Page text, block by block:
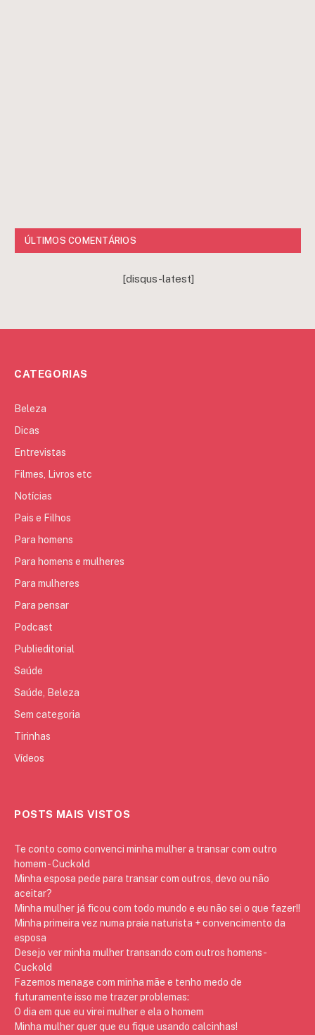
ÚLTIMOS COMENTÁRIOS
[disqus-latest]
CATEGORIAS
Beleza
Dicas
Entrevistas
Filmes, Livros etc
Notícias
Pais e Filhos
Para homens
Para homens e mulheres
Para mulheres
Para pensar
Podcast
Publieditorial
Saúde
Saúde, Beleza
Sem categoria
Tirinhas
Vídeos
POSTS MAIS VISTOS
Te conto como convenci minha mulher a transar com outro
homem - Cuckold
Minha esposa pede para transar com outros, devo ou não
aceitar?
Minha mulher já ficou com todo mundo e eu não sei o que fazer!!
Minha primeira vez numa praia naturista + convencimento da
esposa
Desejo ver minha mulher transando com outros homens -
Cuckold
Fazemos menage com minha mãe e tenho medo de
futuramente isso me trazer problemas:
O dia em que eu virei mulher e ela o homem
Minha mulher quer que eu fique usando calcinhas!